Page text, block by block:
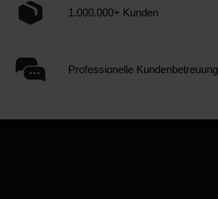
1.000.000+ Kunden
Professionelle Kundenbetreuung